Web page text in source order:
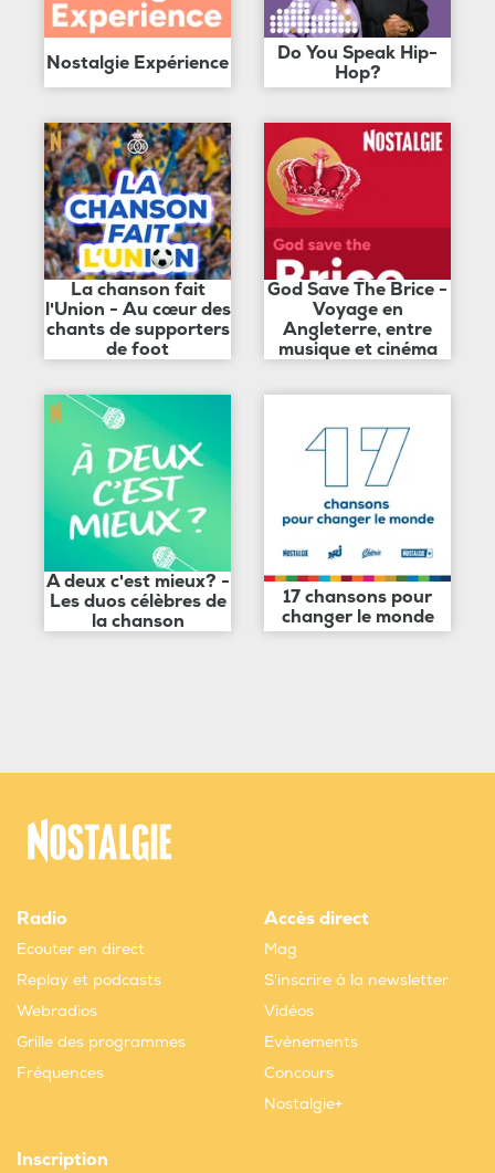
Nostalgie Expérience
Do You Speak Hip-
Hop?
La chanson fait
l'Union - Au cœur des
chants de supporters
de foot
God Save The Brice -
Voyage en
Angleterre, entre
musique et cinéma
A deux c'est mieux? -
Les duos célèbres de
la chanson
17 chansons pour
changer le monde
Radio
Ecouter en direct
Replay et podcasts
Webradios
Grille des programmes
Fréquences
Accès direct
Mag
S'inscrire à la newsletter
Vidéos
Evènements
Concours
Nostalgie+
Inscription